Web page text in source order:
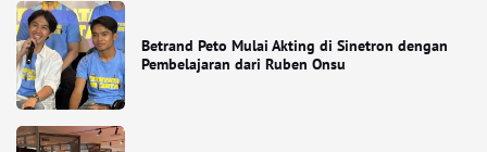
Betrand Peto Mulai Akting di Sinetron dengan
Pembelajaran dari Ruben Onsu